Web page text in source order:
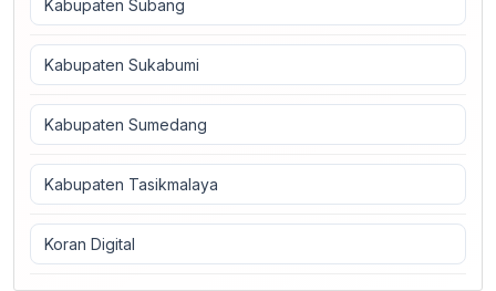
Kabupaten Subang
Kabupaten Sukabumi
Kabupaten Sumedang
Kabupaten Tasikmalaya
Koran Digital